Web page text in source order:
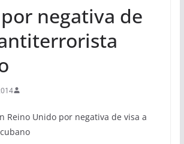
negativa de